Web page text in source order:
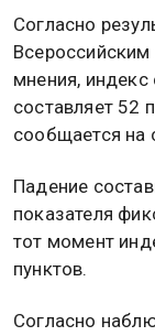
Согласно
мнения, индекс
составляет 52
сообщается
Падение
показателя
тот момент
пунктов.
Согласно